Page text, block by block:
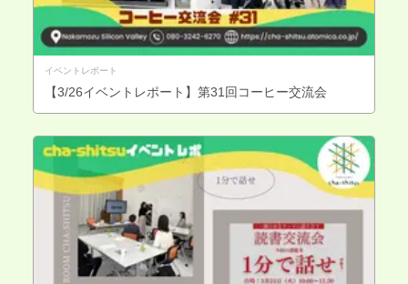
イベントレポート
【3/26イベントレポート】第31回コーヒー交流会